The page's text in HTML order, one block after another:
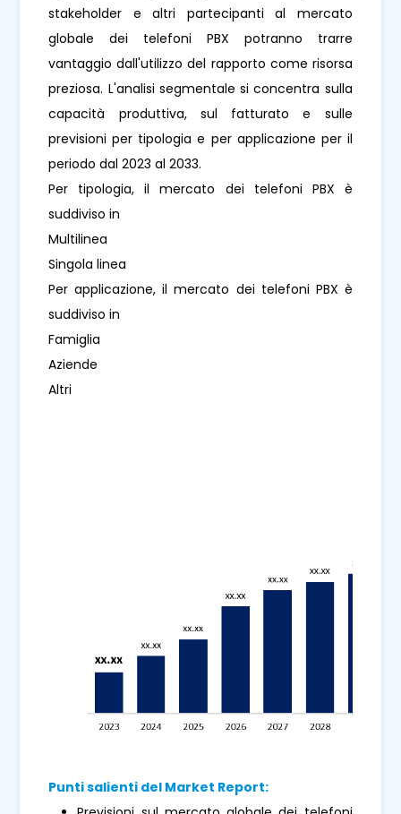
stakeholder e altri partecipanti al mercato
globale dei telefoni PBX potranno trarre
vantaggio dall'utilizzo del rapporto come risorsa
preziosa. L'analisi segmentale si concentra sulla
capacità produttiva, sul fatturato e sulle
previsioni per tipologia e per applicazione per il
periodo dal 2023 al 2033.
Per tipologia, il mercato dei telefoni PBX è
suddiviso in
Multilinea
Singola linea
Per applicazione, il mercato dei telefoni PBX è
suddiviso in
Famiglia
Aziende
Altri
Punti salienti del Market Report: